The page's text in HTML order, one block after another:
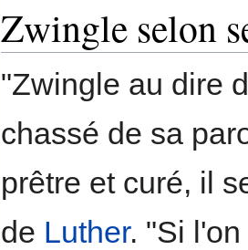
Zwingle selon
"Zwingle au dire
chassé de sa
prêtre et curé, il
de Luther. "Si